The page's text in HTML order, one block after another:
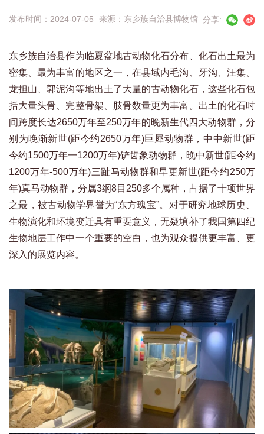
发布时间：2024-07-05 来源： 东乡族自治县博物馆 分享:
东乡族自治县作为临夏盆地古动物化石分布、化石出土最为
密集、最为丰富的地区之一，在县域内毛沟、牙沟、汪集、
龙担山、郭泥沟等地出土了大量的古动物化石，这些化石包
括大量头骨、完整骨架、肢骨数量更为丰富。出土的化石时
间跨度长达2650万年至250万年的晚新生代四大动物群，分
别为晚渐新世(距今约2650万年)巨犀动物群，中中新世(距
今约1500万年一1200万年)铲齿象动物群，晚中新世(距今约
1200万年-500万年)三趾马动物群和早更新世(距今约250万
年)真马动物群，分属3纲8目250多个属种，占据了十项世界
之最，被古动物学界誉为“东方瑰宝”。对于研究地球历史、
生物演化和环境变迁具有重要意义，无疑填补了我国第四纪
生物地层工作中一个重要的空白，也为观众提供更丰富、更
深入的展览内容。